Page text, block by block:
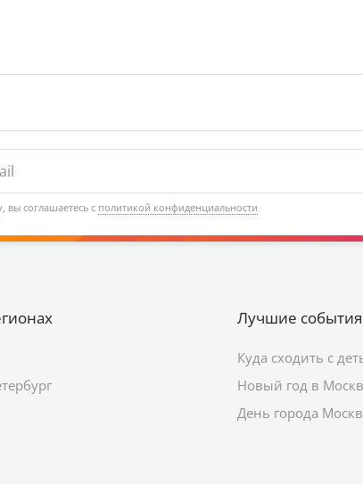
вы соглашаетесь с политикой конфиденциальности
Лучшие события
Куда сходить с
Новый год в
День города